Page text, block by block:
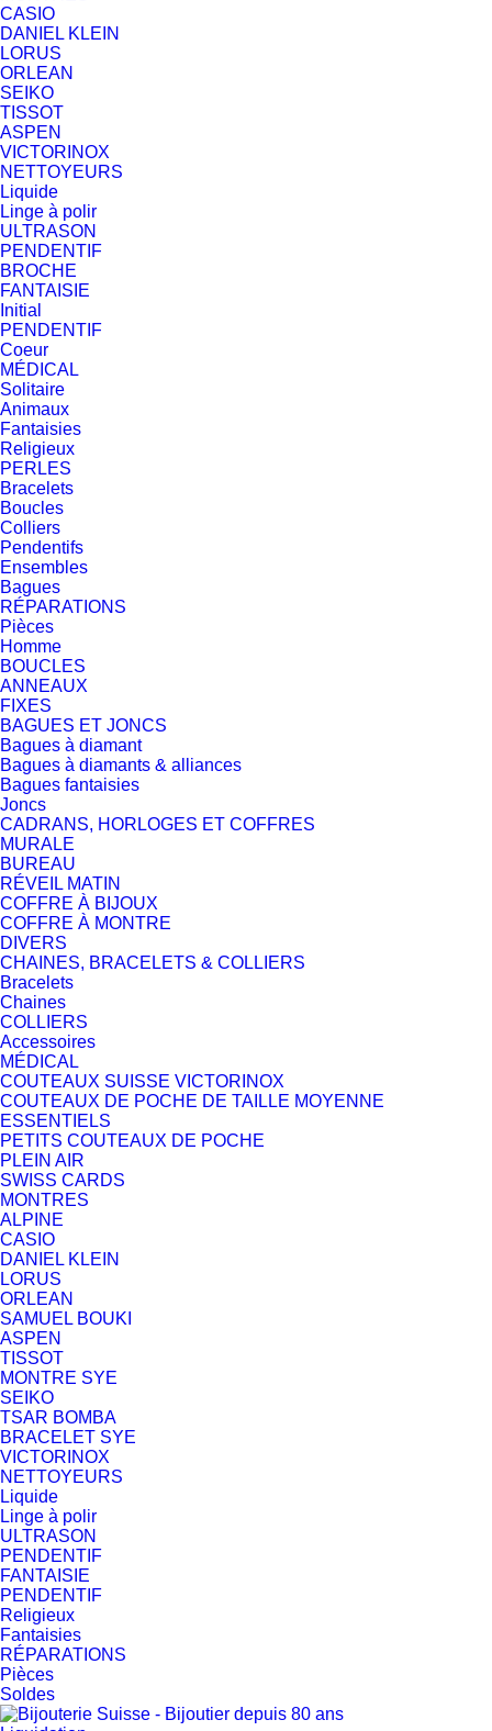
CASIO
DANIEL KLEIN
LORUS
ORLEAN
SEIKO
TISSOT
ASPEN
VICTORINOX
NETTOYEURS
Liquide
Linge à polir
ULTRASON
PENDENTIF
BROCHE
FANTAISIE
Initial
PENDENTIF
Coeur
MÉDICAL
Solitaire
Animaux
Fantaisies
Religieux
PERLES
Bracelets
Boucles
Colliers
Pendentifs
Ensembles
Bagues
RÉPARATIONS
Pièces
Homme
BOUCLES
ANNEAUX
FIXES
BAGUES ET JONCS
Bagues à diamant
Bagues à diamants & alliances
Bagues fantaisies
Joncs
CADRANS, HORLOGES ET COFFRES
MURALE
BUREAU
RÉVEIL MATIN
COFFRE À BIJOUX
COFFRE À MONTRE
DIVERS
CHAINES, BRACELETS & COLLIERS
Bracelets
Chaines
COLLIERS
Accessoires
MÉDICAL
COUTEAUX SUISSE VICTORINOX
COUTEAUX DE POCHE DE TAILLE MOYENNE
ESSENTIELS
PETITS COUTEAUX DE POCHE
PLEIN AIR
SWISS CARDS
MONTRES
ALPINE
CASIO
DANIEL KLEIN
LORUS
ORLEAN
SAMUEL BOUKI
ASPEN
TISSOT
MONTRE SYE
SEIKO
TSAR BOMBA
BRACELET SYE
VICTORINOX
NETTOYEURS
Liquide
Linge à polir
ULTRASON
PENDENTIF
FANTAISIE
PENDENTIF
Religieux
Fantaisies
RÉPARATIONS
Pièces
Soldes